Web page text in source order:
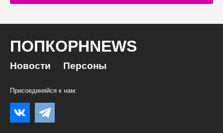
ПОПКОРНNEWS
Новости Персоны
Присоединяйся к нам: